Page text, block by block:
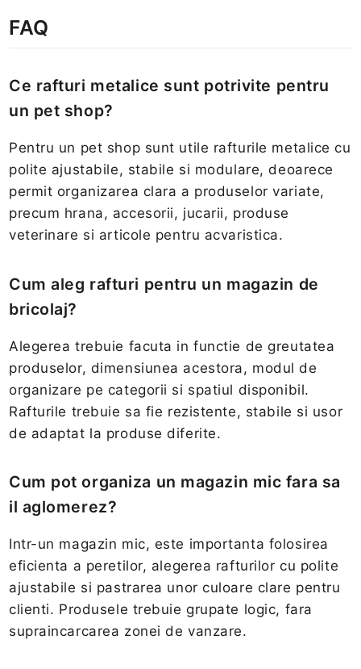
FAQ
Ce rafturi metalice sunt potrivite pentru
un pet shop?
Pentru un pet shop sunt utile rafturile metalice cu
polite ajustabile, stabile si modulare, deoarece
permit organizarea clara a produselor variate,
precum hrana, accesorii, jucarii, produse
veterinare si articole pentru acvaristica.
Cum aleg rafturi pentru un magazin de
bricolaj?
Alegerea trebuie facuta in functie de greutatea
produselor, dimensiunea acestora, modul de
organizare pe categorii si spatiul disponibil.
Rafturile trebuie sa fie rezistente, stabile si usor
de adaptat la produse diferite.
Cum pot organiza un magazin mic fara sa
il aglomerez?
Intr-un magazin mic, este importanta folosirea
eficienta a peretilor, alegerea rafturilor cu polite
ajustabile si pastrarea unor culoare clare pentru
clienti. Produsele trebuie grupate logic, fara
supraincarcarea zonei de vanzare.